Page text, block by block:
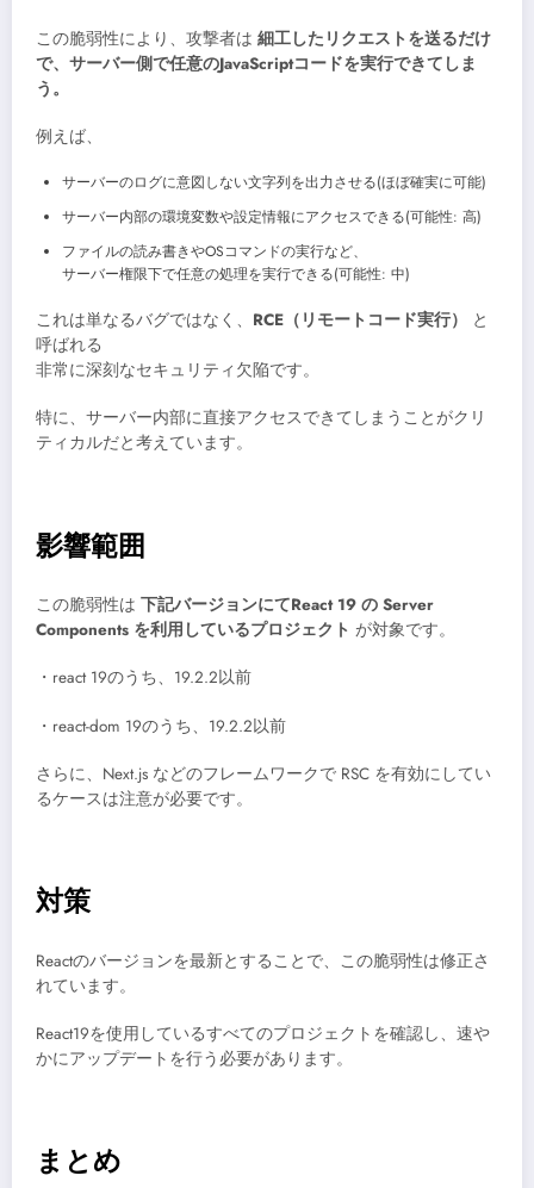
この脆弱性により、攻撃者は 細工したリクエストを送るだけ
で、サーバー側で任意のJavaScriptコードを実行できてしま
う。
例えば、
サーバーのログに意図しない文字列を出力させる(ほぼ確実に可能)
サーバー内部の環境変数や設定情報にアクセスできる(可能性: 高)
ファイルの読み書きやOSコマンドの実行など、
サーバー権限下で任意の処理を実行できる(可能性: 中)
これは単なるバグではなく、 RCE（リモートコード実行）
と
呼ばれる
非常に深刻なセキュリティ欠陥です。
特に、サーバー内部に直接アクセスできてしまうことがクリ
ティカルだと考えています。
影響範囲
この脆弱性は 下記バージョンにてReact 19 の Server
Components を利用しているプロジェクト が対象です。
・react 19のうち、19.2.2以前
・react-dom 19のうち、19.2.2以前
さらに、Next.js などのフレームワークで RSC を有効にしてい
るケースは注意が必要です。
対策
Reactのバージョンを最新とすることで、この脆弱性は修正さ
れています。
React19を使用しているすべてのプロジェクトを確認し、速や
かにアップデートを行う必要があります。
まとめ